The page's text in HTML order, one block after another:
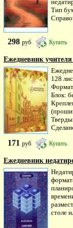
Тип
298руб Купить
Ежедневник
128
Блок:
171руб Купить
Ежедневник
столе